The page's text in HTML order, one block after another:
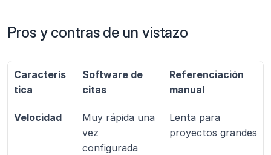
Pros y contras de un vistazo
Caracterís
tica
Software de
citas
Referenciación
manual
Velocidad
Muy rápida una
vez
configurada
Lenta para
proyectos grandes